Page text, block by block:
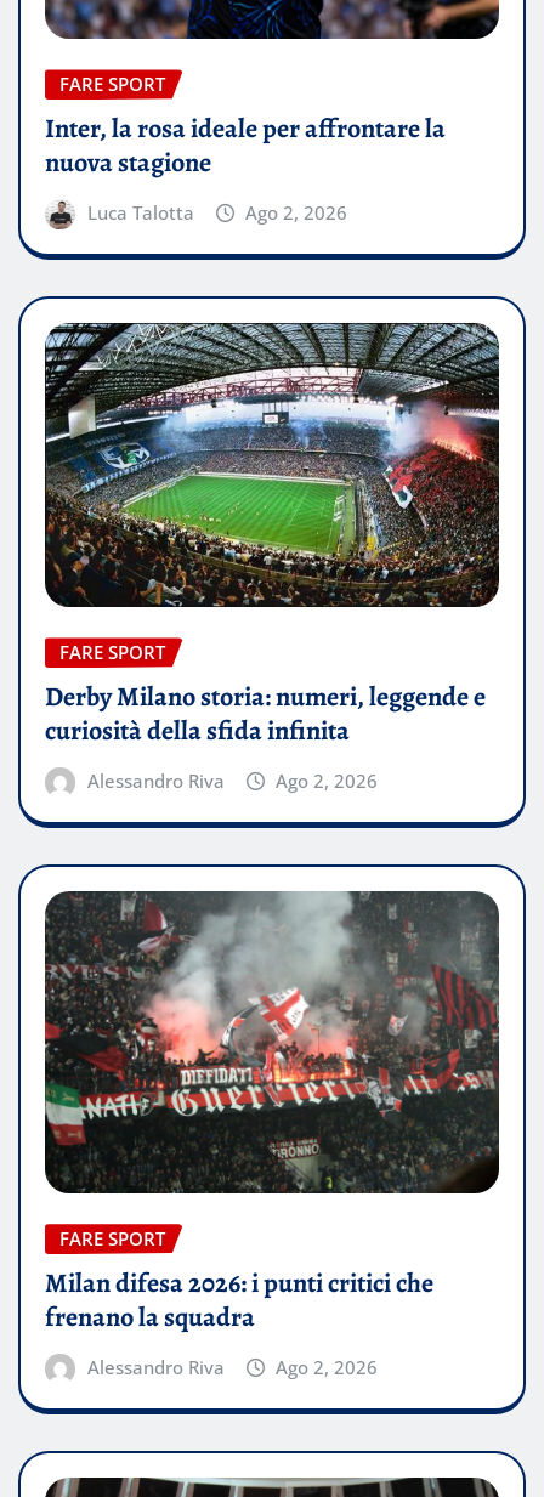
FARE SPORT
Inter, la rosa ideale per affrontare la
nuova stagione
Luca Talotta Ago 2, 2026
FARE SPORT
Derby Milano storia: numeri, leggende e
curiosità della sfida infinita
Alessandro Riva Ago 2, 2026
FARE SPORT
Milan difesa 2026: i punti critici che
frenano la squadra
Alessandro Riva Ago 2, 2026